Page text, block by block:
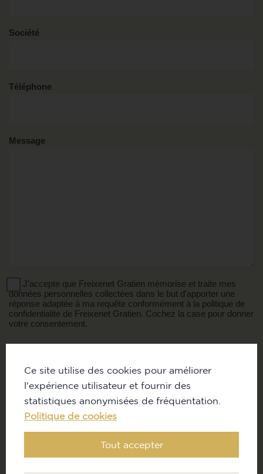
Société
Téléphone
Message
J’accepte que Freixenet Gratien mémorise et traite mes
données personnelles collectées dans le but d'apporter une
réponse adaptée à ma requête conformément à la politique de
confidentialité de Freixenet Gratien. Cochez la case pour donner
votre consentement.
ENVOYER
Ce site utilise des cookies pour améliorer
l'expérience utilisateur et fournir des
statistiques anonymisées de fréquentation.
Politique de cookies
Tout accepter